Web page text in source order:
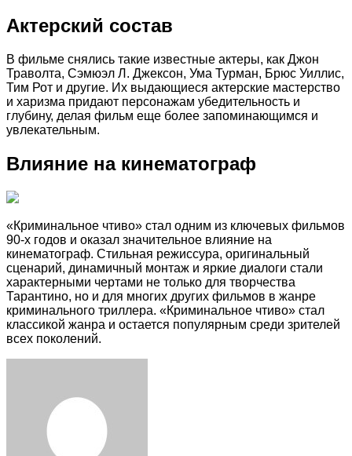
Актерский состав
В фильме снялись такие известные актеры, как Джон
Траволта, Сэмюэл Л. Джексон, Ума Турман, Брюс Уиллис,
Тим Рот и другие. Их выдающиеся актерские мастерство
и харизма придают персонажам убедительность и
глубину, делая фильм еще более запоминающимся и
увлекательным.
Влияние на кинематограф
«Криминальное чтиво» стал одним из ключевых фильмов
90-х годов и оказал значительное влияние на
кинематограф. Стильная режиссура, оригинальный
сценарий, динамичный монтаж и яркие диалоги стали
характерными чертами не только для творчества
Тарантино, но и для многих других фильмов в жанре
криминального триллера. «Криминальное чтиво» стал
классикой жанра и остается популярным среди зрителей
всех поколений.